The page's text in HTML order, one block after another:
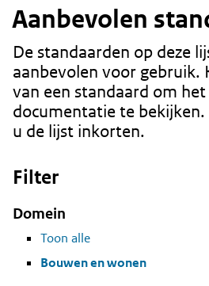
Aanbevolen
Content
De standaarden op deze
aanbevolen voor gebruik.
van een standaard om
documentatie te
u de lijst inkorten.
Filter
Domein
Toon alle
Bouwen en wonen